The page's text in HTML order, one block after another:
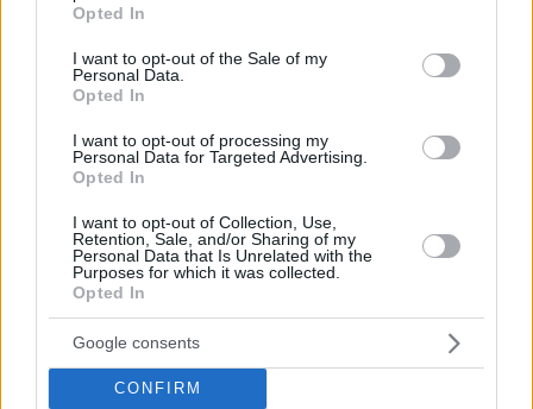
use your data for below specified purposes in below Google
consent section.
Opted In
I want to opt-out of the Sale of my
Personal Data.
Opted In
I want to opt-out of processing my
Personal Data for Targeted Advertising.
Opted In
I want to opt-out of Collection, Use,
Retention, Sale, and/or Sharing of my
Personal Data that Is Unrelated with the
Purposes for which it was collected.
Opted In
Google consents
CONFIRM
Ο ομοσπονδιακός τεχνικός, Βασίλης Σπανούλης, αλλά και οι
από τη νίκη της...
δείγμα θετικό με… γκάζι στο
φινάλε!
Με νίκη επί του Βελγίου (74-60) στο ΟΑΚΑ, με δυνατό
φινάλε, καλή άμυνα, δοκιμές και ροτέισον, ξεκίνησε η
Εθνική...
Θανάσης Αντετοκούνμπο:
Πάτησε παρκέ ύστερα από 23